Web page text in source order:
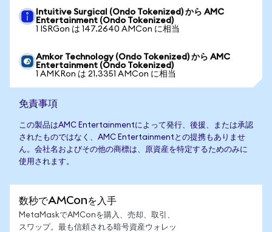
Intuitive Surgical (Ondo Tokenized) から AMC
Entertainment (Ondo Tokenized)
1 ISRGon は 147.2640 AMCon に相当
Amkor Technology (Ondo Tokenized) から AMC
Entertainment (Ondo Tokenized)
1 AMKRon は 21.3351 AMCon に相当
免責事項
この製品はAMC Entertainmentによって発行、後援、または承認
されたものではなく、AMC Entertainmentとの提携もありませ
ん。会社名およびその他の商標は、原資産を特定するためのみに
使用されます。
数秒でAMConを入手
MetaMaskでAMConを購入、売却、取引、
スワップ。最も信頼される暗号資産ウォレッ